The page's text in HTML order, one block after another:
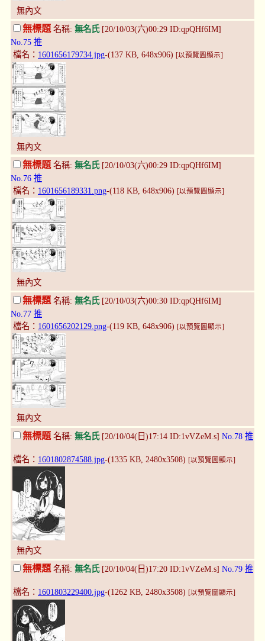
無內文
無標題名稱: 無名氏[20/10/03(六)00:29 ID:qpQHf6IM]
No.75 推
檔名： 1601656179734.jpg-(137 KB, 648x906) [以預覽圖顯示]
無內文
無標題 名稱: 無名氏[20/10/03(六)00:29 ID:qpQHf6IM]
No.76 推
檔名： 1601656189331.png-(118 KB, 648x906) [以預覽圖顯示]
無內文
無標題 名稱: 無名氏[20/10/03(六)00:30 ID:qpQHf6IM]
No.77 推
檔名： 1601656202129.png-(119 KB, 648x906) [以預覽圖顯示]
無內文
無標題 名稱: 無名氏[20/10/04(日)17:14 ID:1vVZeM.s] No.78 推
檔名： 1601802874588.jpg-(1335 KB, 2480x3508) [以預覽圖顯示]
無內文
無標題名稱: 無名氏[20/10/04(日)17:20 ID:1vVZeM.s] No.79 推
檔名： 1601803229400.jpg-(1262 KB, 2480x3508) [以預覽圖顯示]